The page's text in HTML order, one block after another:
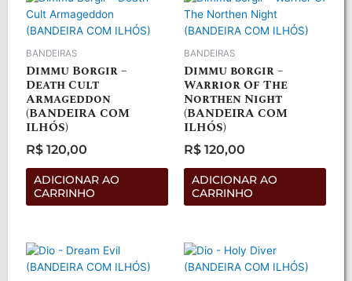
BANDEIRAS
Dimmu Borgir –
Death Cult
Armageddon
(BANDEIRA COM
ILHÓS)
0
R$ 120,00
ADICIONAR AO
CARRINHO
BANDEIRAS
Dimmu borgir –
Warrior Of The
Northen Night
(BANDEIRA COM
ILHÓS)
0
R$ 120,00
ADICIONAR AO
CARRINHO